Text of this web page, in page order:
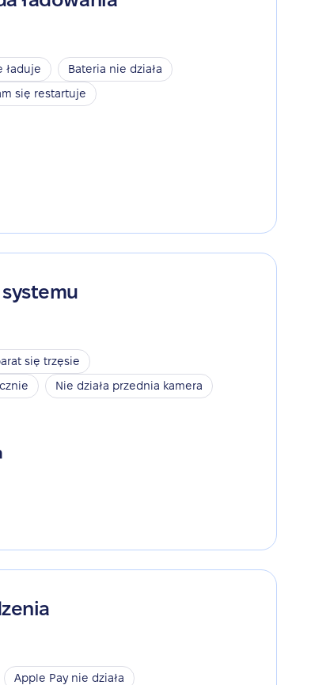
ładuje
Bateria nie działa
się restartuje
się trzęsie
Nie działa przednia kamera
Apple Pay nie działa